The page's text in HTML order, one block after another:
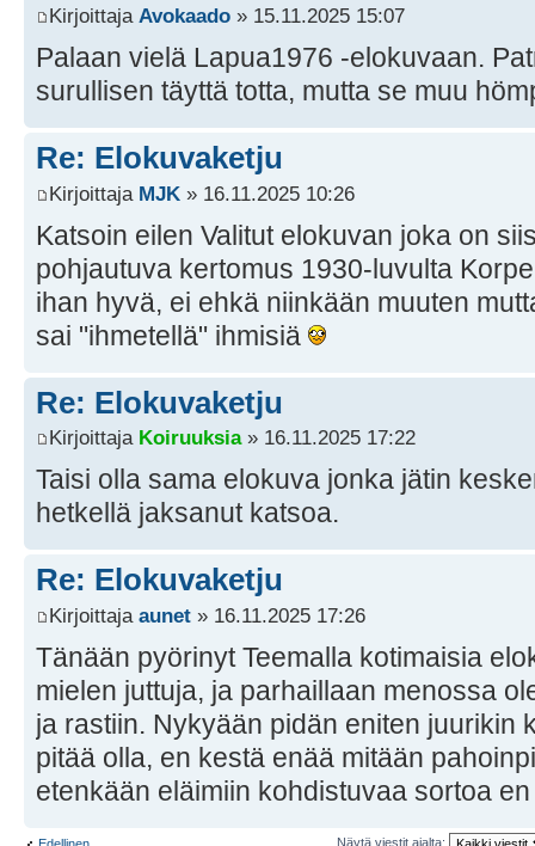
Kirjoittaja Avokaado » 15.11.2025 15:07
Palaan vielä Lapua1976 -elokuvaan.
surullisen täyttä totta, mutta se muu
Re: Elokuvaketju
Kirjoittaja MJK » 16.11.2025 10:26
Katsoin eilen Valitut elokuvan joka on
pohjautuva kertomus 1930-luvulta
ihan hyvä, ei ehkä niinkään muuten
sai "ihmetellä" ihmisiä
Re: Elokuvaketju
Kirjoittaja Koiruuksia» 16.11.2025 17:22
Taisi olla sama elokuva jonka jätin
hetkellä jaksanut katsoa.
Re: Elokuvaketju
Kirjoittaja aunet » 16.11.2025 17:26
Tänään pyörinyt Teemalla kotimaisia
mielen juttuja, ja parhaillaan menossa
ja rastiin. Nykyään pidän eniten juurikin
pitää olla, en kestä enää mitään
etenkään eläimiin kohdistuvaa sortoa
Näytä viestit ajalta: